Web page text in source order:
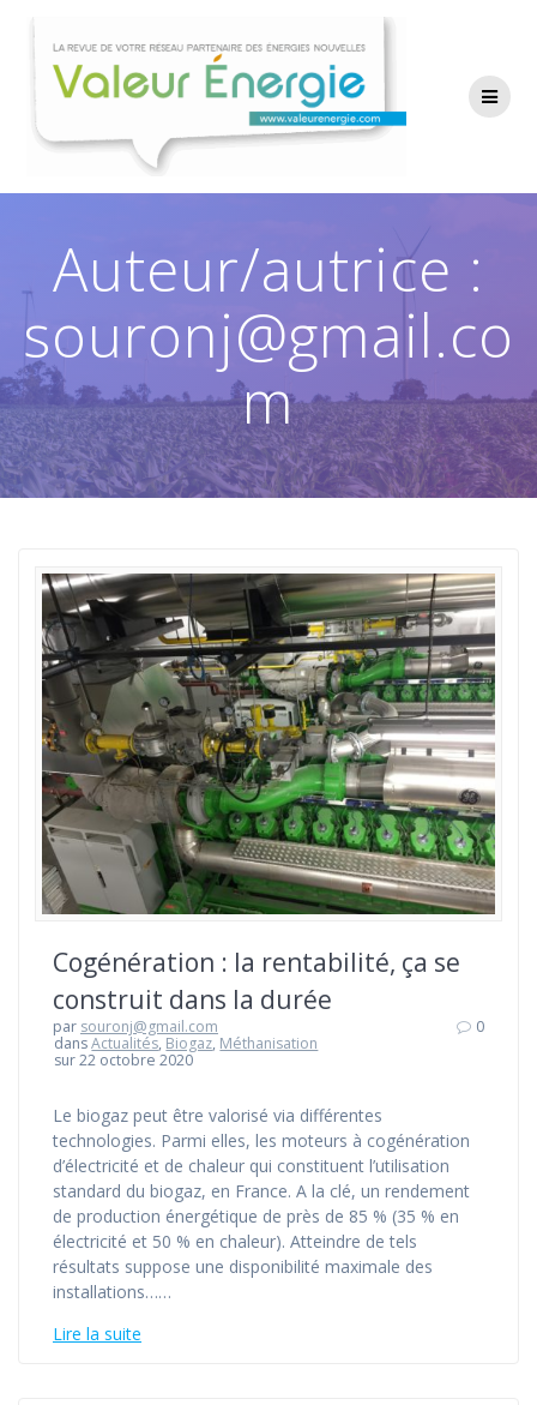
contenu
Auteur/autrice :
souronj@gmail.co
m
Cogénération : la rentabilité, ça se
construit dans la durée
par souronj@gmail.com
dansActualités, Biogaz, Méthanisation
sur 22 octobre 2020
0
Le biogaz peut être valorisé via différentes
technologies. Parmi elles, les moteurs à cogénération
d’électricité et de chaleur qui constituent l’utilisation
standard du biogaz, en France. A la clé, un rendement
de production énergétique de près de 85 % (35 % en
électricité et 50 % en chaleur). Atteindre de tels
résultats suppose une disponibilité maximale des
installations……
Lire la suite